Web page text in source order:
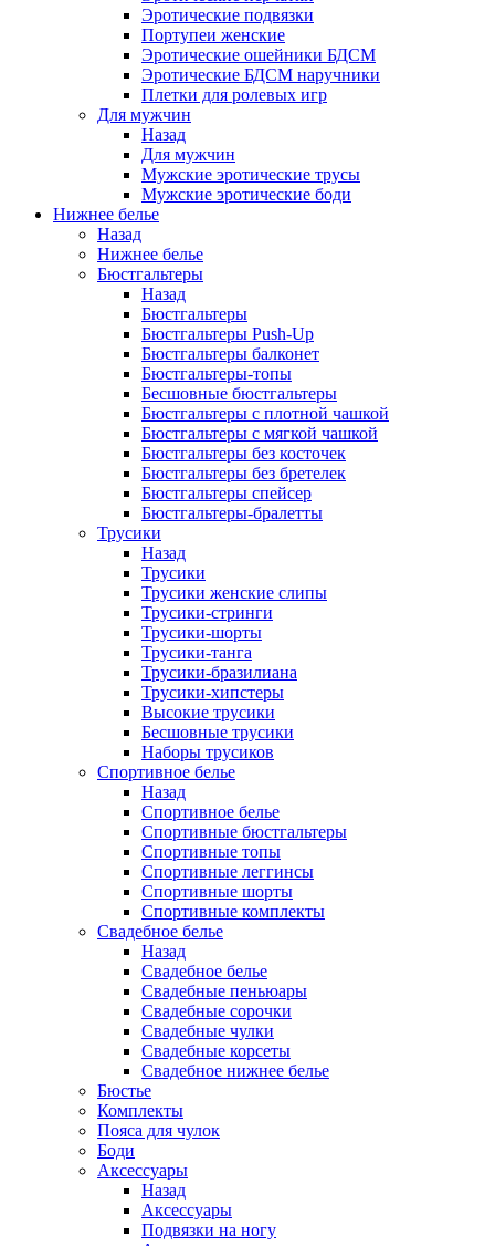
Эротические подвязки
Портупеи женские
Эротические ошейники БДСМ
Эротические БДСМ наручники
Плетки для ролевых игр
Для мужчин
Назад
Для мужчин
Мужские эротические трусы
Мужские эротические боди
Нижнее белье
Назад
Нижнее белье
Бюстгальтеры
Назад
Бюстгальтеры
Бюстгальтеры Push-Up
Бюстгальтеры балконет
Бюстгальтеры-топы
Бесшовные бюстгальтеры
Бюстгальтеры с плотной чашкой
Бюстгальтеры с мягкой чашкой
Бюстгальтеры без косточек
Бюстгальтеры без бретелек
Бюстгальтеры спейсер
Бюстгальтеры-бралетты
Трусики
Назад
Трусики
Трусики женские слипы
Трусики-стринги
Трусики-шорты
Трусики-танга
Трусики-бразилиана
Трусики-хипстеры
Высокие трусики
Бесшовные трусики
Наборы трусиков
Спортивное белье
Назад
Спортивное белье
Спортивные бюстгальтеры
Спортивные топы
Спортивные леггинсы
Спортивные шорты
Спортивные комплекты
Свадебное белье
Назад
Свадебное белье
Свадебные пеньюары
Свадебные сорочки
Свадебные чулки
Свадебные корсеты
Свадебное нижнее белье
Бюстье
Комплекты
Пояса для чулок
Боди
Аксессуары
Назад
Аксессуары
Подвязки на ногу